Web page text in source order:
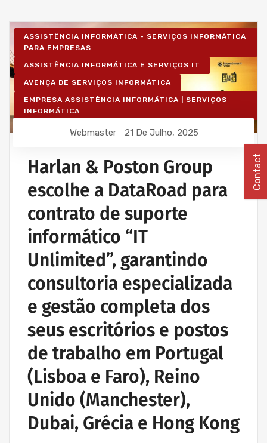
ASSISTÊNCIA INFORMÁTICA - SERVIÇOS INFORMÁTICA
PARA EMPRESAS
ASSISTÊNCIA INFORMÁTICA E SERVIÇOS IT
AVENÇA DE SERVIÇOS INFORMÁTICA
EMPRESA ASSISTÊNCIA INFORMÁTICA | SERVIÇOS
INFORMÁTICA
IT UNLIMITED - SERVIÇOS INFORMÁTICA
Webmaster 21 De Julho, 2025
Harlan & Poston Group
escolhe a DataRoad para
contrato de suporte
informático “IT
Unlimited”, garantindo
consultoria especializada
e gestão completa dos
seus escritórios e postos
de trabalho em Portugal
(Lisboa e Faro), Reino
Unido (Manchester),
Dubai, Grécia e Hong Kong
Contact